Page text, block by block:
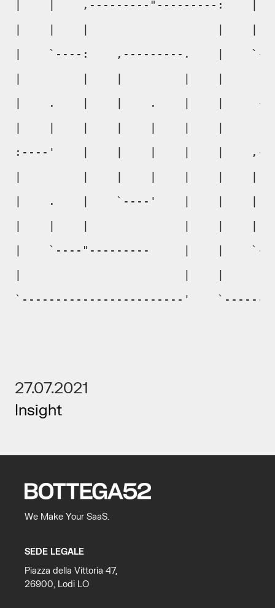
|    |    ,---------"---------:
|    `----:    ,---------.    |
|    .    |    |    .    |    |
:----'    |    |    |    |    |
|    .    |    `----'    |    |
|    `----"---------     |    |
`------------------------'
27.07.2021
Insight
We Make Your SaaS.
SEDE LEGALE
Piazza della Vittoria 47,
26900, Lodi LO